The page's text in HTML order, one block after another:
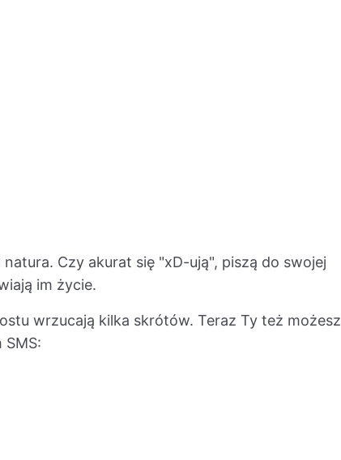
Czy akurat się "xD-ują", piszą do swojej
im życie.
wrzucają kilka skrótów. Teraz Ty też możesz